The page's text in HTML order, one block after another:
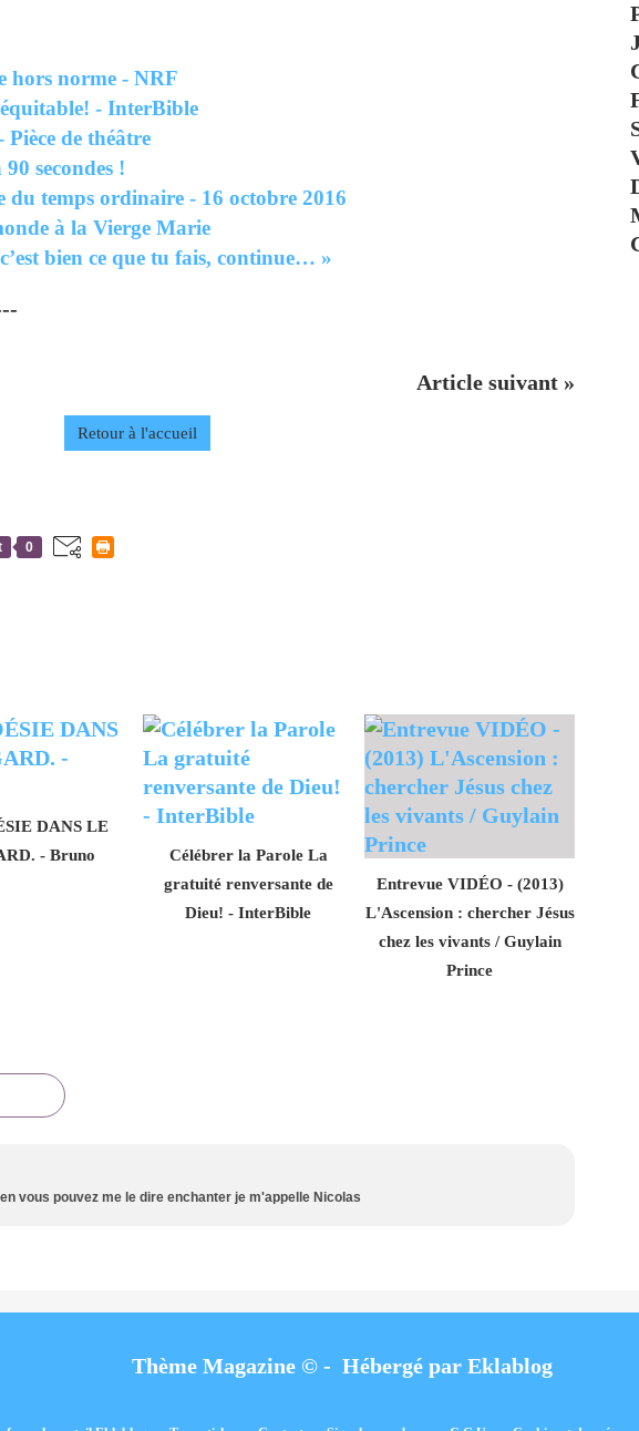
hors norme - NRF
- InterBible
de théâtre
secondes !
du temps ordinaire - 16 octobre 2016
à la Vierge Marie
bien ce que tu fais, continue… »
Article suivant »
Retour à l'accueil
0
DANS LE
- Bruno
Célébrer la Parole La
gratuité renversante de
Dieu! - InterBible
Entrevue VIDÉO - (2013)
L'Ascension : chercher Jésus
chez les vivants / Guylain
Prince
vous pouvez me le dire enchanter je m'appelle Nicolas
Thème Magazine © - Hébergé par Eklablog